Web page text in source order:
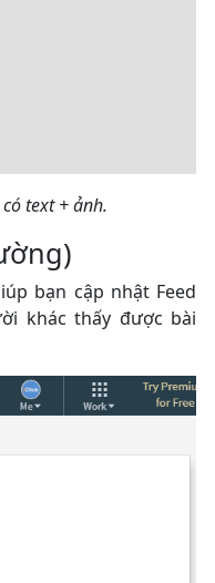
text + ảnh.
bạn cập nhật Feed
khác thấy được bài